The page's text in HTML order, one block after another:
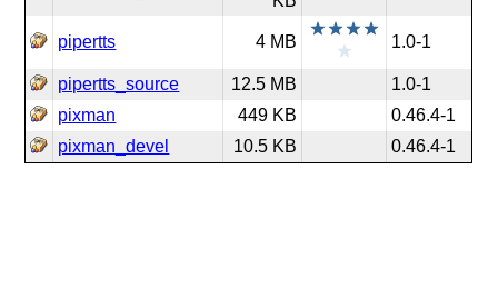
pipertts 4 MB 1.0-1
pipertts_source 12.5 MB
1.0-1
pixman
449 KB
0.46.4-1
pixman_devel
10.5 KB 0.46.4-1